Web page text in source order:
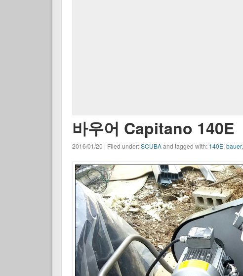
바우어 Capitano 140E
2016/01/20 | Filed under:SCUBAand tagged with: 140E, bauer,